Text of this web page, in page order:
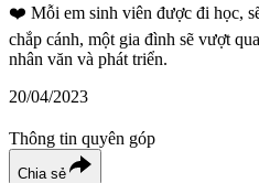
❤️ Mỗi em sinh viên được đi học,
chắp cánh, một gia đình sẽ vượt
nhân văn và phát triển.
20/04/2023
Thông tin quyên góp
Chia sẻ